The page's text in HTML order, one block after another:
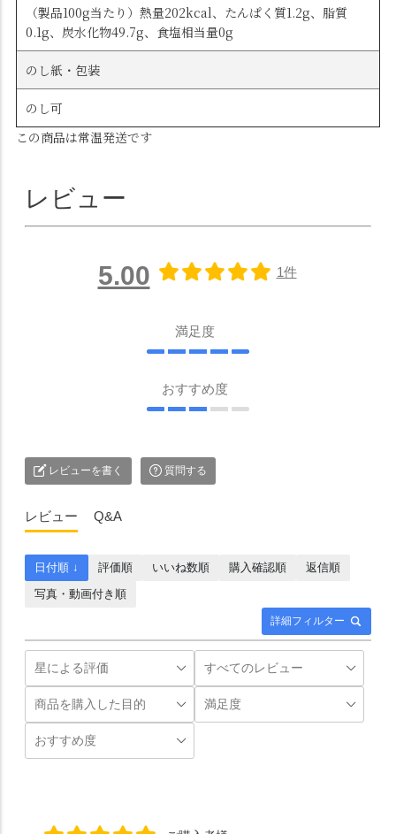
（製品100g当たり）熱量202kcal、たんぱく質1.2g、脂質
0.1g、炭水化物49.7g、食塩相当量0g
のし紙・包装
のし可
この商品は常温発送です
レビュー
5.00 1件
満足度
おすすめ度
レビューを書く 質問する
レビュー Q&A
詳細フィルター
日付順 ↓ 評価順 いいね数順 購入確認順
返信順
写真・動画付き順